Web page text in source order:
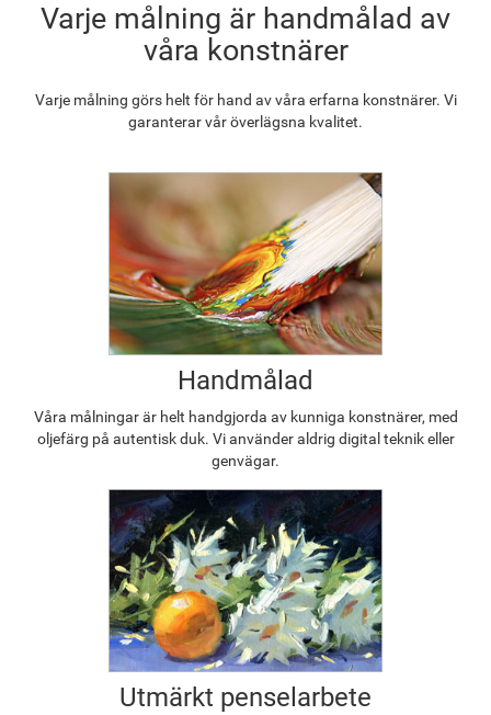
Varje målning är handmålad av
våra konstnärer
Varje målning görs helt för hand av våra erfarna konstnärer. Vi
garanterar vår överlägsna kvalitet.
Handmålad
Våra målningar är helt handgjorda av kunniga konstnärer, med
oljefärg på autentisk duk. Vi använder aldrig digital teknik eller
genvägar.
Utmärkt penselarbete